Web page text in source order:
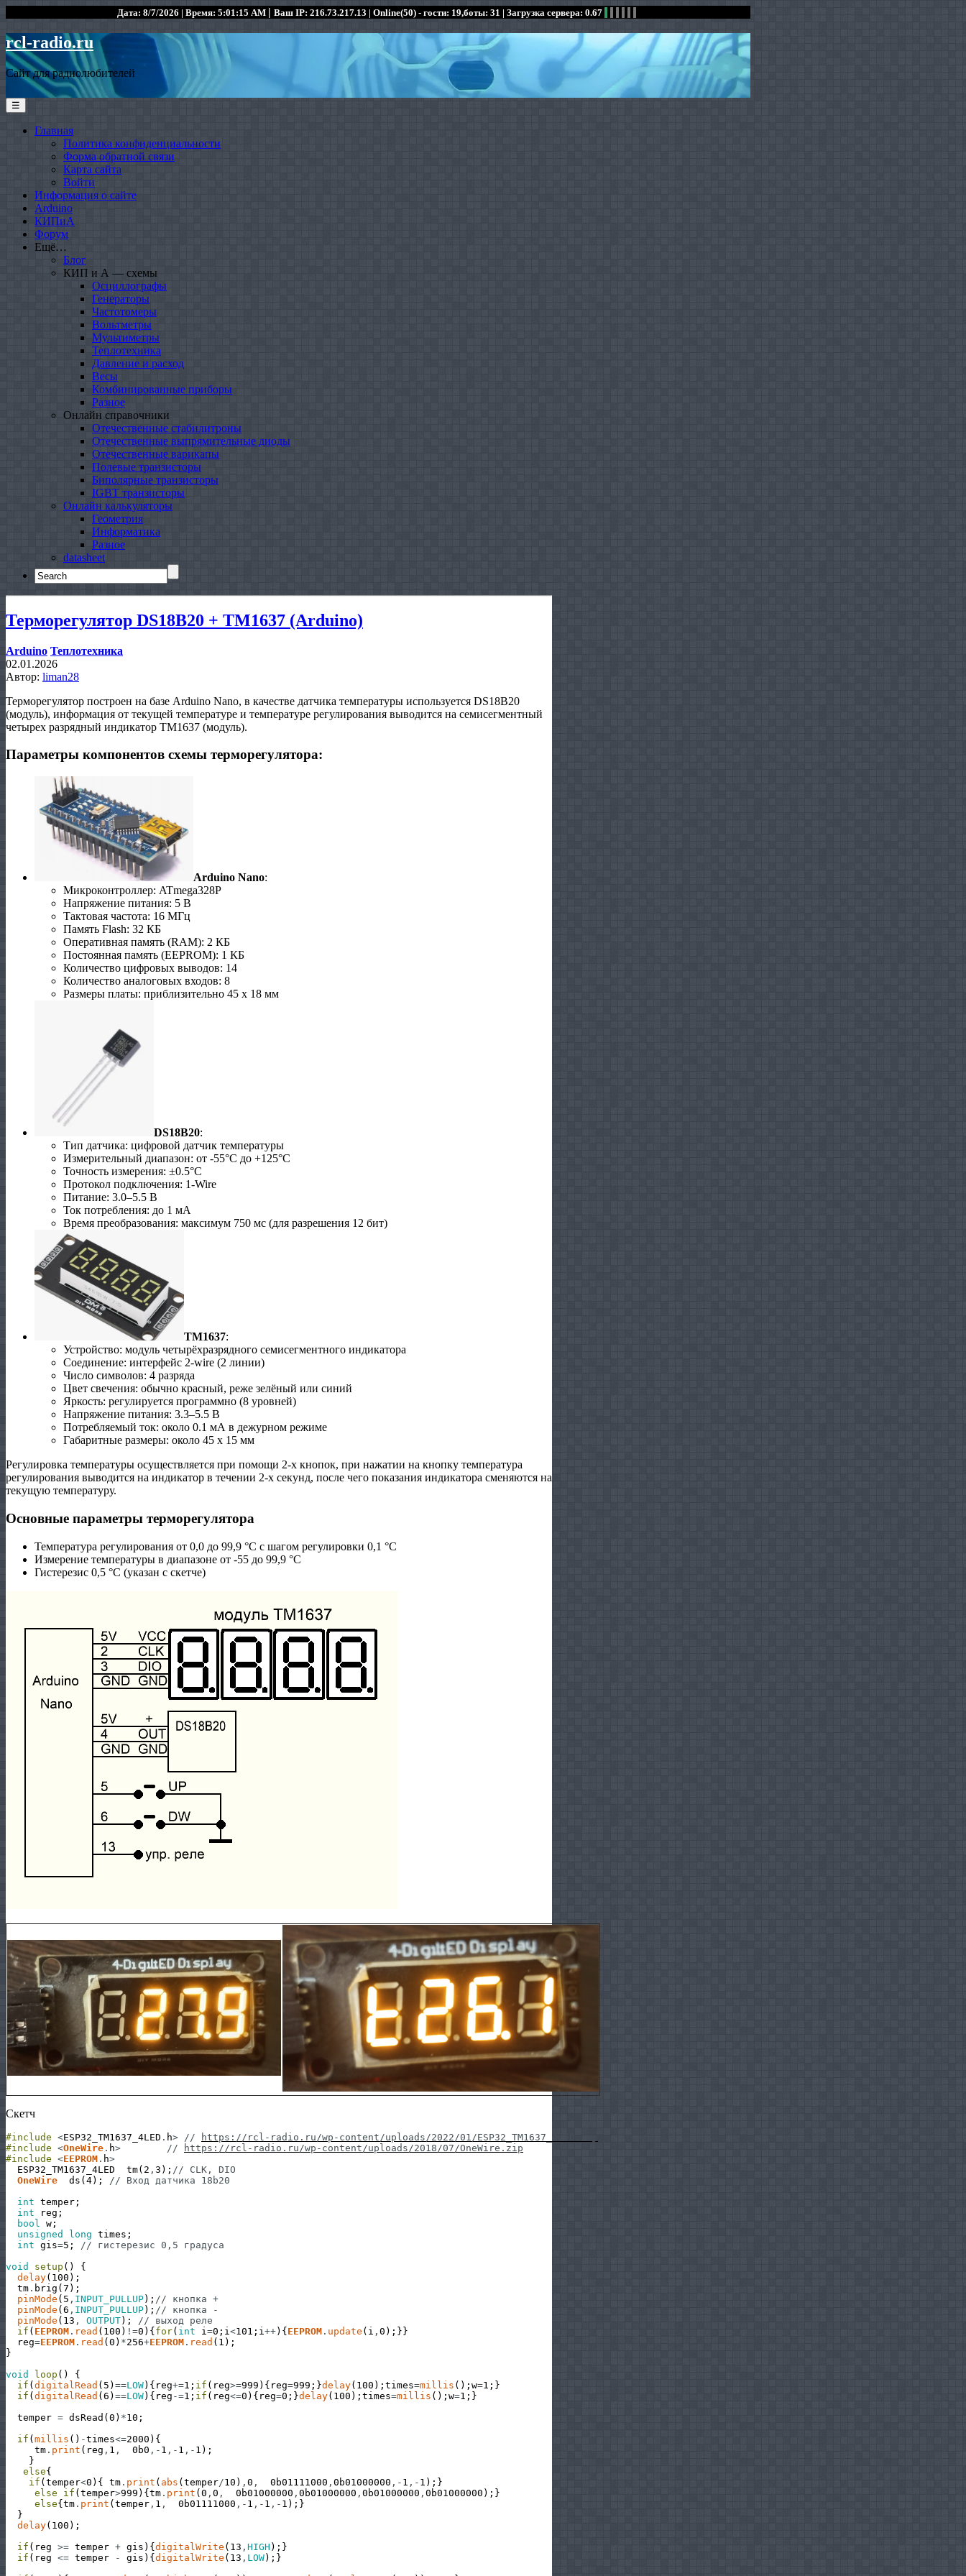
Дата: 8/7/2026 | Время: 5:01:15 AM | Ваш IP: 216.73.217.13 | Online(50) - гости: 19,боты: 31 | Загрузка сервера: 0.67
rcl-radio.ru
Сайт для радиолюбителей
☰
Главная
Политика конфиденциальности
Форма обратной связи
Карта сайта
Войти
Информация о сайте
Arduino
КИПиА
Форум
Ещё…
Блог
КИП и А — схемы
Осциллографы
Генераторы
Частотомеры
Вольтметры
Мультиметры
Теплотехника
Давление и расход
Весы
Комбинированные приборы
Разное
Онлайн справочники
Отечественные стабилитроны
Отечественные выпрямительные диоды
Отечественные варикапы
Полевые транзисторы
Биполярные транзисторы
IGBT транзисторы
Онлайн калькуляторы
Геометрия
Информатика
Разное
datasheet
Search
for:
Терморегулятор DS18B20 + TM1637 (Arduino)
Arduino Теплотехника
02.01.2026
Автор: liman28
Терморегулятор построен на базе Arduino Nano, в качестве датчика температуры используется DS18B20
(модуль), информация от текущей температуре и температуре регулирования выводится на семисегментный
четырех разрядный индикатор TM1637 (модуль).
Параметры компонентов схемы терморегулятора:
Arduino Nano:
Микроконтроллер: ATmega328P
Напряжение питания: 5 В
Тактовая частота: 16 МГц
Память Flash: 32 КБ
Оперативная память (RAM): 2 КБ
Постоянная память (EEPROM): 1 КБ
Количество цифровых выводов: 14
Количество аналоговых входов: 8
Размеры платы: приблизительно 45 x 18 мм
DS18B20:
Тип датчика: цифровой датчик температуры
Измерительный диапазон: от -55°C до +125°C
Точность измерения: ±0.5°C
Протокол подключения: 1-Wire
Питание: 3.0–5.5 В
Ток потребления: до 1 мА
Время преобразования: максимум 750 мс (для разрешения 12 бит)
TM1637:
Устройство: модуль четырёхразрядного семисегментного индикатора
Соединение: интерфейс 2-wire (2 линии)
Число символов: 4 разряда
Цвет свечения: обычно красный, реже зелёный или синий
Яркость: регулируется программно (8 уровней)
Напряжение питания: 3.3–5.5 В
Потребляемый ток: около 0.1 мА в дежурном режиме
Габаритные размеры: около 45 х 15 мм
Регулировка температуры осуществляется при помощи 2-х кнопок, при нажатии на кнопку температура
регулирования выводится на индикатор в течении 2-х секунд, после чего показания индикатора сменяются на
текущую температуру.
Основные параметры терморегулятора
Температура регулирования от 0,0 до 99,9 °С с шагом регулировки 0,1 °С
Измерение температуры в диапазоне от -55 до 99,9 °С
Гистерезис 0,5 °С (указан с скетче)
Скетч
#include <ESP32_TM1637_4LED . h> //
https://rcl-radio.ru/wp-content/uploads/2022/01/ESP32_TM1637_4LED.zip
#include <OneWire . h> //
https://rcl-radio.ru/wp-content/uploads/2018/07/OneWire.zip
#include <EEPROM . h>
ESP32_TM1637_4LED
tm( 2 , 3 ) ; // CLK, DIO
OneWire
ds (4) ;
// Вход датчика 18b20
int temper ;
int
reg ;
bool
w ;
unsigned
long times ;
int gis=5 ;
// гистерезис 0,5 градуса
void
setup ( )
{
delay( 100 ) ;
tm . brig (7 ) ;
pinMode ( 5 , INPUT_PULLUP) ; // кнопка +
pinMode (6 , INPUT_PULLUP) ; // кнопка -
pinMode ( 13 , OUTPUT) ;
// выход реле
if ( EEPROM . read ( 100 ) !=0 ) {for( int i =0 ; i <101 ; i ++) {EEPROM . update ( i , 0 ) ; }}
reg=EEPROM . read (0 ) *256+EEPROM . read ( 1 ) ;
}
void
loop ( )
{
if (digitalRead ( 5 ) ==LOW) { reg+=1 ; if ( reg>=999 ) { reg=999 ; }delay( 100 ) ; times=millis ( ) ; w=1 ; }
if (digitalRead (6 ) ==LOW) { reg -=1 ; if ( reg<=0 ) { reg=0 ; }delay( 100 ) ; times=millis ( ) ; w=1 ; }
temper = dsRead (0 ) *10 ;
if (millis ( ) -times<=2000 ) {
tm . print ( reg , 1 , 0b0 , - 1 , - 1 , - 1 ) ;
}
else{
if (temper<0 ) { tm . print ( abs (temper/10 ) , 0 , 0b01111000 , 0b01000000 , - 1 , - 1 ) ; }
else
if (temper>999 ) {tm . print (0 , 0 , 0b01000000 , 0b01000000 , 0b01000000 , 0b01000000 ) ; }
else{tm . print (temper , 1 , 0b01111000 , - 1 , - 1 , - 1 ) ; }
}
delay( 100 ) ;
if ( reg >= temper + gis ) {digitalWrite ( 13 , HIGH ) ; }
if ( reg <= temper - gis ) {digitalWrite ( 13 , LOW) ; }